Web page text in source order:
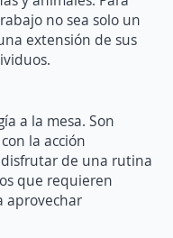
no sea solo un
extensión de sus
a la mesa. Son
la acción
de una rutina
que requieren
aprovechar